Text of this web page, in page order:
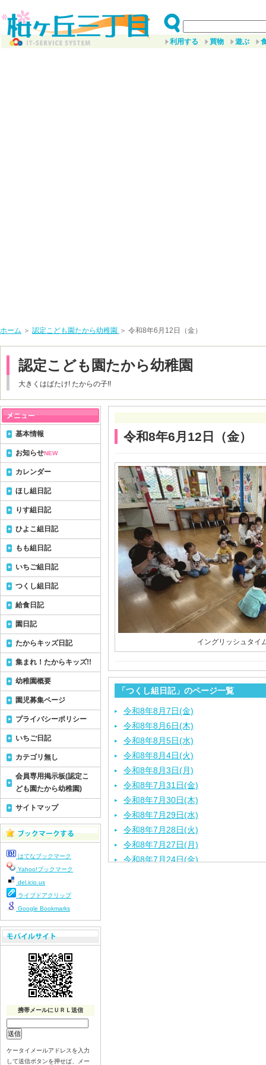
利用する 買物 遊ぶ
ホーム ＞ 認定こども園たから幼稚園 ＞ 令和8年6月12日（金）
認定こども園たから幼稚園
大きくはばたけ! たからの子!!
令和8年6月12日（金）
イングリッシュタイ
「つくし組日記」のページ一覧
令和8年8月7日(金)
令和8年8月6日(木)
令和8年8月5日(水)
令和8年8月4日(火)
令和8年8月3日(月)
令和8年7月31日(金)
令和8年7月30日(木)
令和8年7月29日(水)
令和8年7月28日(火)
令和8年7月27日(月)
令和8年7月24日(金)
基本情報
お知らせNEW
カレンダー
ほし組日記
りす組日記
ひよこ組日記
もも組日記
いちご組日記
つくし組日記
給食日記
園日記
たからキッズ日記
集まれ！たからキッズ!!
幼稚園概要
園児募集ページ
プライバシーポリシー
いちご日記
カテゴリ無し
会員専用掲示板(認定こ
ども園たから幼稚園)
サイトマップ
はてなブックマーク
Yahoo!ブックマーク
del.icio.us
ライブドアクリップ
Google Bookmarks
携帯メールにＵＲＬ送信
ケータイメールアドレスを入力
して送信ボタンを押せば、メー